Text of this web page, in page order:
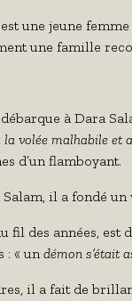
une jeune
une famille
à Dara
la volée malhabile et
d’un flamboyant.
Salam, il a fondé un
fil des années,
: « undémon s’était
il a fait de